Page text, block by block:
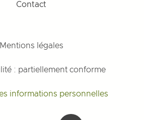
Contact
Mentions légales
: partiellement conforme
informations personnelles